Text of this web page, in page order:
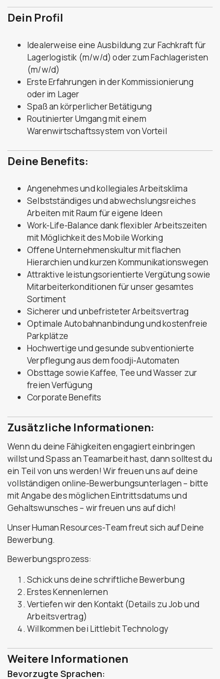
Dein Profil
Idealerweise eine Ausbildung zur Fachkraft für
Lagerlogistik (m/w/d) oder zum Fachlageristen
(m/w/d)
Erste Erfahrungen in der Kommissionierung
oder im Lager
Spaß an körperlicher Betätigung
Routinierter Umgang mit einem
Warenwirtschaftssystem von Vorteil
Deine Benefits:
Angenehmes und kollegiales Arbeitsklima
Selbstständiges und abwechslungsreiches
Arbeiten mit Raum für eigene Ideen
Work-Life-Balance dank flexibler Arbeitszeiten
mit Möglichkeit des Mobile Working
Offene Unternehmenskultur mit flachen
Hierarchien und kurzen Kommunikationswegen
Attraktive leistungsorientierte Vergütung sowie
Mitarbeiterkonditionen für unser gesamtes
Sortiment
Sicherer und unbefristeter Arbeitsvertrag
Optimale Autobahnanbindung und kostenfreie
Parkplätze
Hochwertige und gesunde subventionierte
Verpflegung aus dem foodji-Automaten
Obsttage sowie Kaffee, Tee und Wasser zur
freien Verfügung
Corporate Benefits
Zusätzliche Informationen:
Wenn du deine Fähigkeiten engagiert einbringen
willst und Spass an Teamarbeit hast, dann solltest du
ein Teil von uns werden! Wir freuen uns auf deine
vollständigen online-Bewerbungsunterlagen – bitte
mit Angabe des möglichen Eintrittsdatums und
Gehaltswunsches – wir freuen uns auf dich!
Unser Human Resources-Team freut sich auf Deine
Bewerbung.
Bewerbungsprozess:
Schick uns deine schriftliche Bewerbung
Erstes Kennenlernen
Vertiefen wir den Kontakt (Details zu Job und
Arbeitsvertrag)
Willkommen bei Littlebit Technology
Weitere Informationen
Bevorzugte Sprachen: